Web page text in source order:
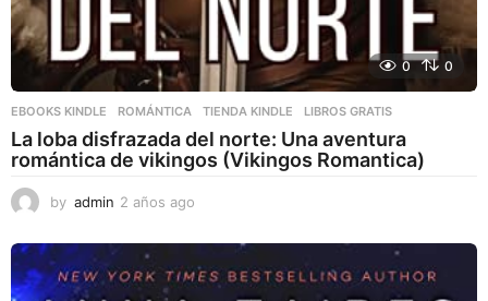
0 0
EBOOKS KINDLE ,ROMÁNTICA ,TIENDA KINDLE LIBROS GRATIS
La loba disfrazada del norte: Una aventura
romántica de vikingos (Vikingos Romantica)
by admin 2 años ago
ñ
o
s